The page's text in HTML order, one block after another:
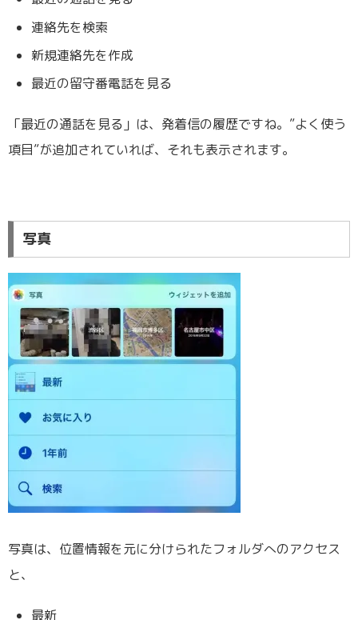
連絡先を検索
新規連絡先を作成
最近の留守番電話を見る
「最近の通話を見る」は、発着信の履歴ですね。”よく使う
項目”が追加されていれば、それも表示されます。
写真
写真は、位置情報を元に分けられたフォルダへのアクセス
と、
最新